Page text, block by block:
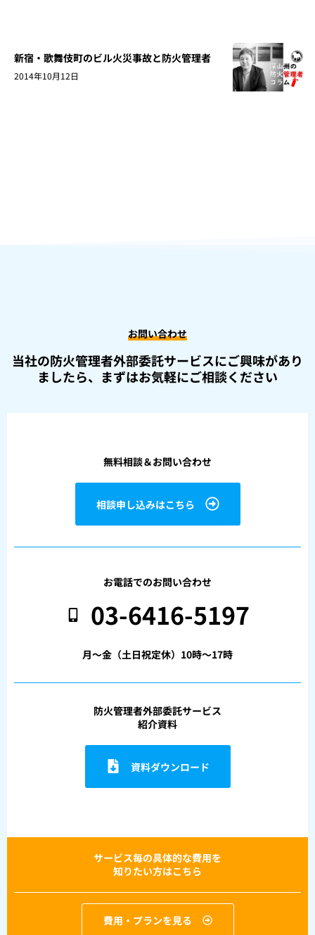
新宿・歌舞伎町のビル火災事故と防火管理者
2014年10月12日
お問い合わせ
当社の防火管理者外部委託サービスにご興味があり
ましたら、 まずはお気軽にご相談ください
無料相談＆お問い合わせ
相談申し込みはこちら
お電話でのお問い合わせ
03-6416-5197
月〜金（土日祝定休）10時〜17時
防火管理者外部委託サービス
紹介資料
資料ダウンロード
サービス毎の具体的な費用を
知りたい方はこちら
費用・プランを見る